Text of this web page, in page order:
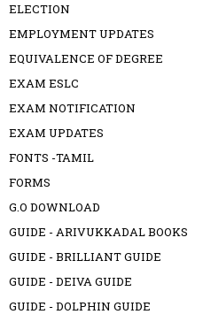
ELECTION
EMPLOYMENT UPDATES
EQUIVALENCE OF DEGREE
EXAM ESLC
EXAM NOTIFICATION
EXAM UPDATES
FONTS -TAMIL
FORMS
G.O DOWNLOAD
GUIDE - ARIVUKKADAL BOOKS
GUIDE - BRILLIANT GUIDE
GUIDE - DEIVA GUIDE
GUIDE - DOLPHIN GUIDE